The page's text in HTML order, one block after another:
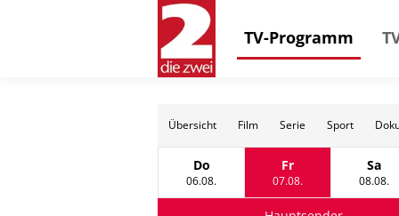
TV-Programm
Übersicht Film Serie Sport
Donnerstag, 06 August
Do
06.08. Freitag, 07 August
Fr
07.08.
Sa
08.08.